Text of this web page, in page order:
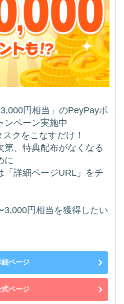
円相当」のPeyPayポ
ンペーン実施中
クをこなすだけ！
第、特典配布がなくなる
に
「詳細ページURL」をチ
3,000円相当を獲得したい
細ページ
式ページ